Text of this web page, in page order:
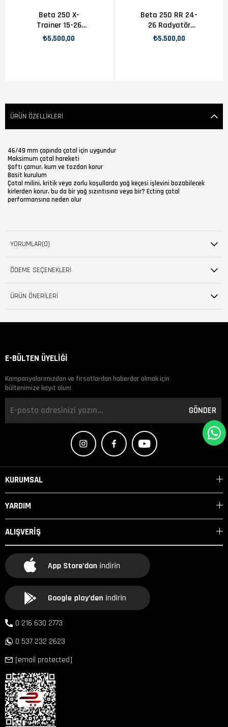
Beta 250 X-
Trainer 15-26
Radyatör Koruma
₺5.500,00
Beta 250 RR 24-
26 Radyatör
Koruma
₺5.500,00
ÜRÜN ÖZELLIKLERI
46/49 mm çapında çatal için uygundur
Maksimum çatal hareketi
Şaftı çamur, kum ve tozdan korur
Basit kurulum
Çatal milini, kritik veya zorlu koşullarda yağ keçesi işlevini bozabilecek
kirlerden korur, bu da bir yağ sızıntısına veya bir? Ecting çatal
performansına neden olur
YORUMLAR(0)
ÖDEME SEÇENEKLERI
ÜRÜN ÖNERILERI
E-BÜLTEN ÜYELİĞİ
Kampanyalarımızdan ve fırsatlardan haberdar olmak için
bültenimize kayıt olun!
GÖNDER
KURUMSAL
YARDIM
ALIŞVERİŞ
0 216 630 2773
0 537 232 2623
[email protected]